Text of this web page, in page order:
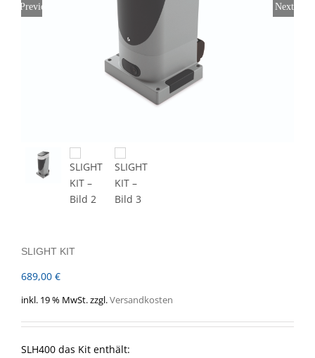
Previous Next
SLIGHT KIT
689,00 €
inkl. 19 % MwSt.zzgl.Versandkosten
SLH400 das Kit enthält: